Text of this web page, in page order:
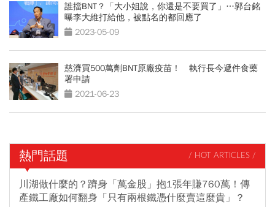
誰擋BNT？「大小姐說，你還是不要買了」…郭台銘
曝李大維打給他，被點名的都回應了
2023-05-09
慈濟買500萬劑BNT原廠疫苗！ 執行長今遞件食藥
署申請
2021-06-23
熱門話題 / HOT ARTICLES /
川湖做什麼的？躋身「萬金股」抱1張年賺760萬！傳
產鐵工廠如何翻身「只有兩根鐵憑什麼賣這麼貴」？